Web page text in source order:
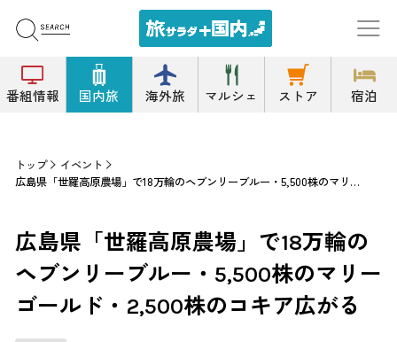
番組情報 国内旅 海外旅 マルシェ ストア 宿泊
トップ
イベント
広島県「世羅高原農場」で18万輪のヘブンリーブルー・5,500株のマリーゴールド・2,500株のコキア広がる
広島県「世羅高原農場」で18万輪の
ヘブンリーブルー・5,500株のマリー
ゴールド・2,500株のコキア広がる